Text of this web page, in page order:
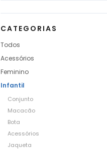
CATEGORIAS
Todos
Acessórios
Feminino
Infantil
Conjunto
Macacão
Bota
Acessórios
Jaqueta